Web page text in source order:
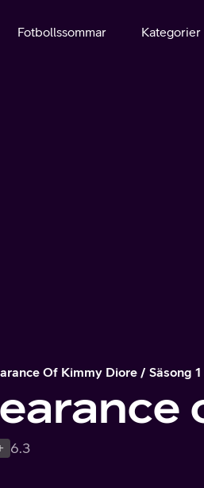
Fotbollssommar Kategorier
Of Kimmy Diore Säsong 1
6.3